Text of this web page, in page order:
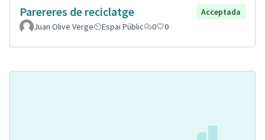
Parereres de reciclatge
Acceptada
Juan Olive Verge
Espai Públic 0 0